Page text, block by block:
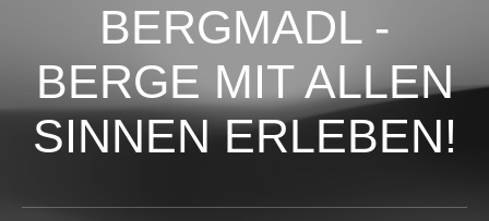
BERGMADL -
BERGE MIT ALLEN
SINNEN ERLEBEN!